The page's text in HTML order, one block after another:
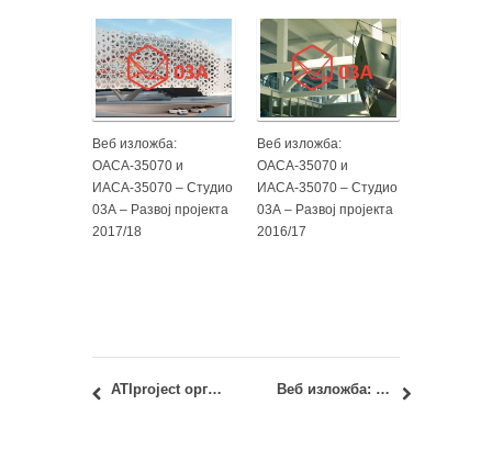
Веб изложба:
ОАСА-35070 и
ИАСА-35070 – Студио
03А – Развој пројекта
2017/18
Веб изложба:
ОАСА-35070 и
ИАСА-35070 – Студио
03А – Развој пројекта
2016/17
ATIproject организује први Virtual Working Team у Београду Веб изложба: ИАСА С02а – Вишепородично становање – Пројекат 2019/20